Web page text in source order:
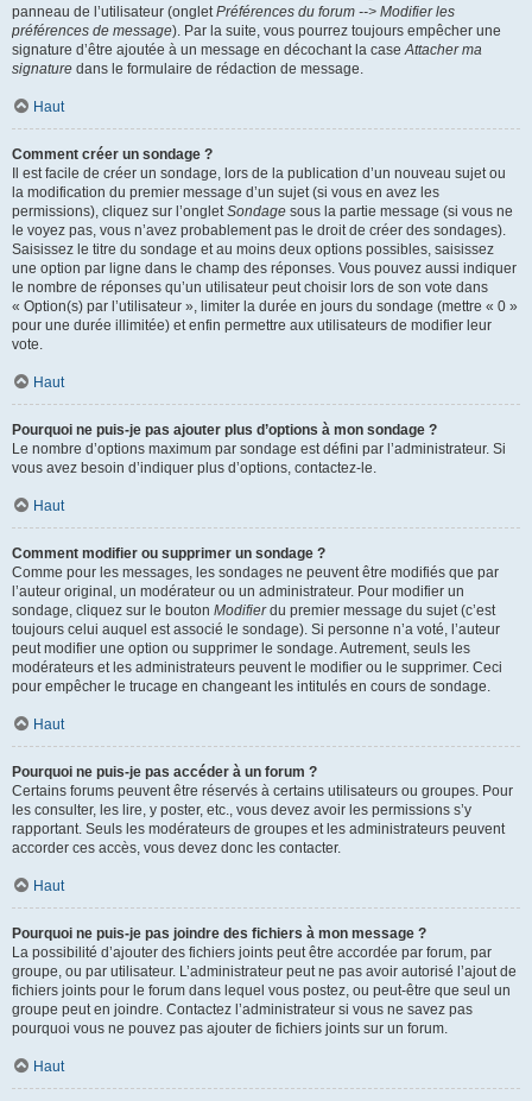
panneau de l’utilisateur (ongletPréférences du forum --> Modifier les
préférences de message). Par la suite, vous pourrez toujours empêcher une
signature d’être ajoutée à un message en décochant la caseAttacher ma
signature dans le formulaire de rédaction de message.
Haut
Comment créer un sondage ?
Il est facile de créer un sondage, lors de la publication d’un nouveau sujet ou
la modification du premier message d’un sujet (si vous en avez les
permissions), cliquez sur l’ongletSondage sous la partie message (si vous ne
le voyez pas, vous n’avez probablement pas le droit de créer des sondages).
Saisissez le titre du sondage et au moins deux options possibles, saisissez
une option par ligne dans le champ des réponses. Vous pouvez aussi indiquer
le nombre de réponses qu’un utilisateur peut choisir lors de son vote dans
« Option(s) par l’utilisateur », limiter la durée en jours du sondage (mettre « 0 »
pour une durée illimitée) et enfin permettre aux utilisateurs de modifier leur
vote.
Haut
Pourquoi ne puis-je pas ajouter plus d’options à mon sondage ?
Le nombre d’options maximum par sondage est défini par l’administrateur. Si
vous avez besoin d’indiquer plus d’options, contactez-le.
Haut
Comment modifier ou supprimer un sondage ?
Comme pour les messages, les sondages ne peuvent être modifiés que par
l’auteur original, un modérateur ou un administrateur. Pour modifier un
sondage, cliquez sur le bouton Modifierdu premier message du sujet (c’est
toujours celui auquel est associé le sondage). Si personne n’a voté, l’auteur
peut modifier une option ou supprimer le sondage. Autrement, seuls les
modérateurs et les administrateurs peuvent le modifier ou le supprimer. Ceci
pour empêcher le trucage en changeant les intitulés en cours de sondage.
Haut
Pourquoi ne puis-je pas accéder à un forum ?
Certains forums peuvent être réservés à certains utilisateurs ou groupes. Pour
les consulter, les lire, y poster, etc., vous devez avoir les permissions s’y
rapportant. Seuls les modérateurs de groupes et les administrateurs peuvent
accorder ces accès, vous devez donc les contacter.
Haut
Pourquoi ne puis-je pas joindre des fichiers à mon message ?
La possibilité d’ajouter des fichiers joints peut être accordée par forum, par
groupe, ou par utilisateur. L’administrateur peut ne pas avoir autorisé l’ajout de
fichiers joints pour le forum dans lequel vous postez, ou peut-être que seul un
groupe peut en joindre. Contactez l’administrateur si vous ne savez pas
pourquoi vous ne pouvez pas ajouter de fichiers joints sur un forum.
Haut